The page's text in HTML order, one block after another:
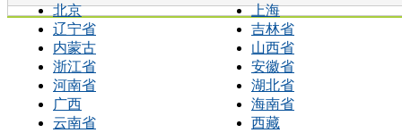
北京
上海
辽宁省
吉林省
内蒙古
山西省
浙江省
安徽省
河南省
湖北省
广西
海南省
云南省
西藏